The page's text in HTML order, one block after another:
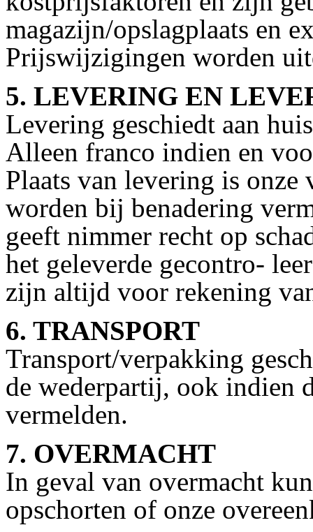
magazijn/opslagplaats en
Prijswijzigingen worden
5. LEVERING EN
Levering geschiedt aan
Alleen franco indien en
Plaats van levering is
worden bij benadering
geeft nimmer recht op
het geleverde gecontro-
zijn altijd voor rekening
6. TRANSPORT
Transport/verpakking
de wederpartij, ook indien
vermelden.
7. OVERMACHT
In geval van overmacht
opschorten of onze